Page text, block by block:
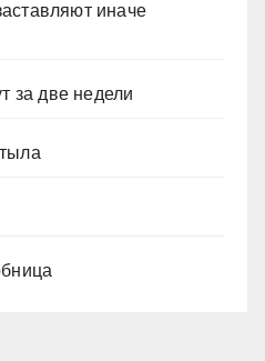
иначе
за две недели